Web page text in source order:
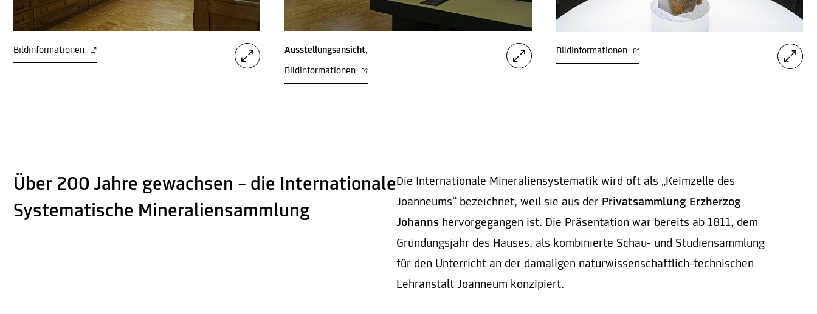
Bildinformationen Ausstellungsansicht,
Bildinformationen
Bildinformationen
Über 200 Jahre gewachsen – die Internationale
Systematische Mineraliensammlung
Die Internationale Mineraliensystematik wird oft als „Keimzelle des
Joanneums“ bezeichnet, weil sie aus der Privatsammlung Erzherzog
Johanns hervorgegangen ist. Die Präsentation war bereits ab 1811, dem
Gründungsjahr des Hauses, als kombinierte Schau- und Studiensammlung
für den Unterricht an der damaligen naturwissenschaftlich-technischen
Lehranstalt Joanneum konzipiert.